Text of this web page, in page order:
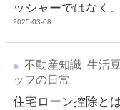
ッシャーではなく
ととらえる住まいの
2025-03-08
不動産知識 生活
ッフの日常
住宅ローン控除と